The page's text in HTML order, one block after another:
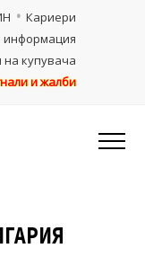
Кариери
информация
купувача
и жалби